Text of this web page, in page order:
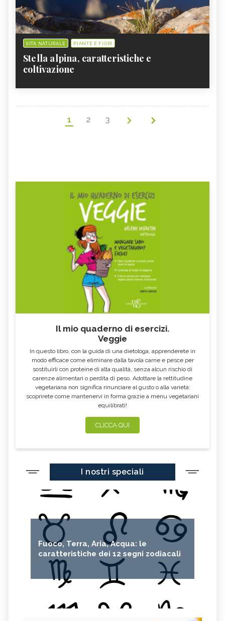
VITA NATURALE PIANTE E FIORI
Stella alpina, caratteristiche e
coltivazione
1 2 3
Il mio quaderno di esercizi.
Veggie
In questo libro, con la guida di una dietologa, apprenderete in
modo efficace come eliminare dalla tavola carne e pesce per
sostituirli con proteine di alta qualità, senza alcun rischio di
carenze alimentari o perdita di peso. Adottare la rettitudine
vegetariana non significa rinunciare al gusto o alla varietà:
scoprirete come mantenervi in forma grazie a menu vegetariani
equilibrati!
CLICCA QUI
I nostri speciali
Fuoco, Terra, Aria, Acqua: le
caratteristiche dei 12 segni zodiacali